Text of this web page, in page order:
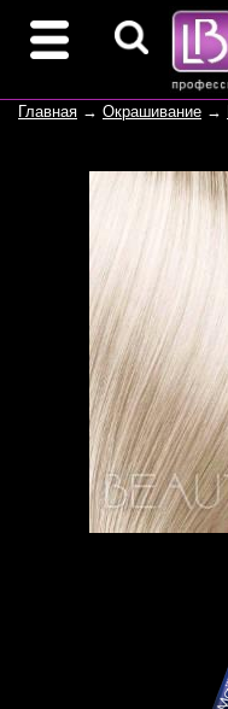
Главная → Окрашивание →